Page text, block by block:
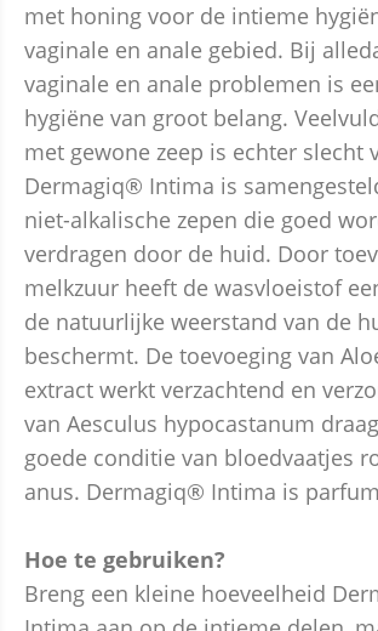
met honing voor de intieme
vaginale en anale gebied. Bij
vaginale en anale problemen is
hygiëne van groot belang.
met gewone zeep is echter slecht
Dermagiq® Intima is
niet-alkalische zepen die goed
verdragen door de huid. Door
melkzuur heeft de wasvloeistof
de natuurlijke weerstand van de
beschermt. De toevoeging van
extract werkt verzachtend en
van Aesculus hypocastanum
goede conditie van bloedvaatjes
anus. Dermagiq® Intima is
Hoe te gebruiken?
Breng een kleine hoeveelheid